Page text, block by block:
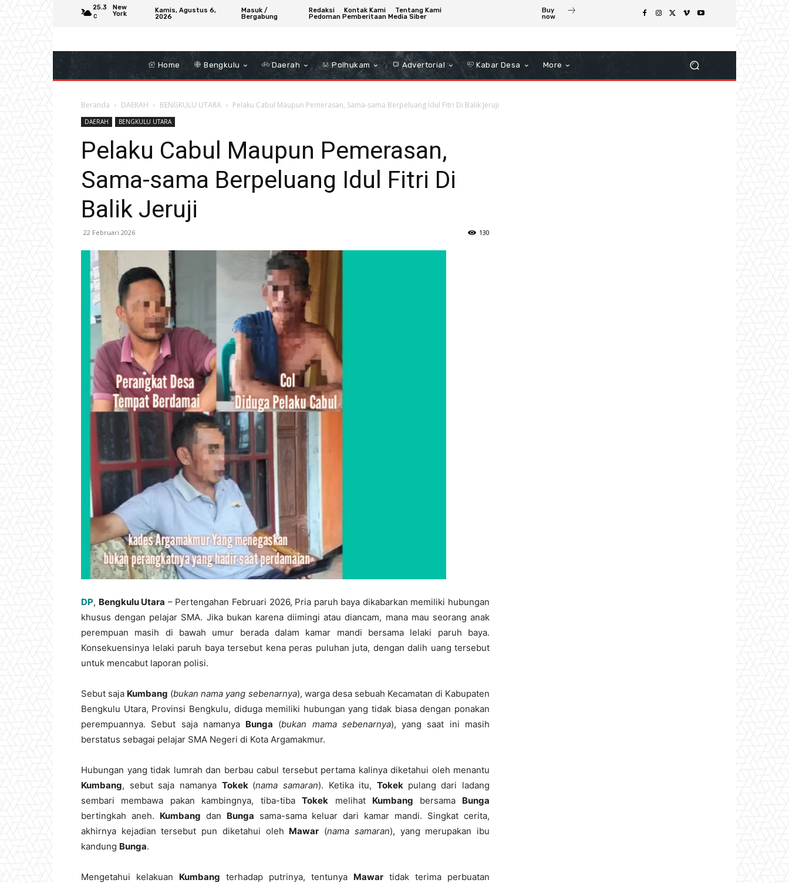
25.3
C
New
York
Kamis, Agustus 6,
2026
Masuk /
Bergabung
Redaksi Kontak Kami
Tentang Kami
Pedoman Pemberitaan Media Siber
Buy
now
Home Bengkulu Daerah Polhukam Advertorial Kabar Desa More
Beranda DAERAH BENGKULU UTARA Pelaku Cabul Maupun Pemerasan, Sama-sama Berpeluang Idul Fitri Di Balik Jeruji
DAERAH BENGKULU UTARA
Pelaku Cabul Maupun Pemerasan,
Sama-sama Berpeluang Idul Fitri Di
Balik Jeruji
22 Februari 2026 130
DP, Bengkulu Utara – Pertengahan Februari 2026, Pria paruh baya dikabarkan memiliki hubungan
khusus dengan pelajar SMA. Jika bukan karena diimingi atau diancam, mana mau seorang anak
perempuan masih di bawah umur berada dalam kamar mandi bersama lelaki paruh baya.
Konsekuensinya lelaki paruh baya tersebut kena peras puluhan juta, dengan dalih uang tersebut
untuk mencabut laporan polisi.
Sebut saja Kumbang (bukan nama yang sebenarnya), warga desa sebuah Kecamatan di Kabupaten
Bengkulu Utara, Provinsi Bengkulu, diduga memiliki hubungan yang tidak biasa dengan ponakan
perempuannya. Sebut saja namanya Bunga (bukan mama sebenarnya), yang saat ini masih
berstatus sebagai pelajar SMA Negeri di Kota Argamakmur.
Hubungan yang tidak lumrah dan berbau cabul tersebut pertama kalinya diketahui oleh menantu
Kumbang, sebut saja namanya Tokek (nama samaran). Ketika itu,Tokek pulang dari ladang
sembari membawa pakan kambingnya, tiba-tibaTokek melihat Kumbang bersama Bunga
bertingkah aneh. Kumbang dan Bunga sama-sama keluar dari kamar mandi. Singkat cerita,
akhirnya kejadian tersebut pun diketahui oleh Mawar (nama samaran), yang merupakan ibu
kandung Bunga.
Mengetahui kelakuan Kumbang terhadap putrinya, tentunya Mawar tidak terima perbuatan